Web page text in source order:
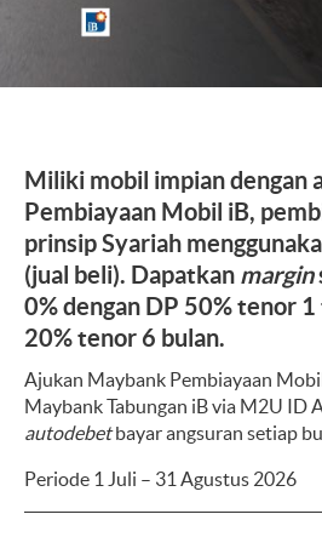
Miliki mobil impian dengan
Pembiayaan Mobil iB,
prinsip Syariah
(jual beli). Dapatkan margin
0% dengan DP 50% tenor
20% tenor 6 bulan.
Ajukan Maybank Pembiayaan
Maybank Tabungan iB via M2U ID
autodebetbayar angsuran setiap
Periode 1 Juli – 31 Agustus 2026